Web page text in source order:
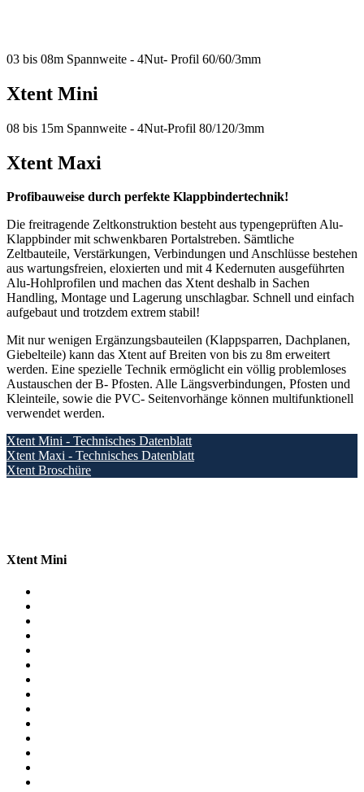
03 bis 08m Spannweite - 4Nut- Profil 60/60/3mm
Xtent Mini
08 bis 15m Spannweite - 4Nut-Profil 80/120/3mm
Xtent Maxi
Profibauweise durch perfekte Klappbindertechnik!
Die freitragende Zeltkonstruktion besteht aus typengeprüften Alu-
Klappbinder mit schwenkbaren Portalstreben. Sämtliche
Zeltbauteile, Verstärkungen, Verbindungen und Anschlüsse bestehen
aus wartungsfreien, eloxierten und mit 4 Kedernuten ausgeführten
Alu-Hohlprofilen und machen das Xtent deshalb in Sachen
Handling, Montage und Lagerung unschlagbar. Schnell und einfach
aufgebaut und trotzdem extrem stabil!
Mit nur wenigen Ergänzungsbauteilen (Klappsparren, Dachplanen,
Giebelteile) kann das Xtent auf Breiten von bis zu 8m erweitert
werden. Eine spezielle Technik ermöglicht ein völlig problemloses
Austauschen der B- Pfosten. Alle Längsverbindungen, Pfosten und
Kleinteile, sowie die PVC- Seitenvorhänge können multifunktionell
verwendet werden.
Xtent Mini - Technisches Datenblatt
Xtent Maxi - Technisches Datenblatt
Xtent Broschüre
Xtent Mini